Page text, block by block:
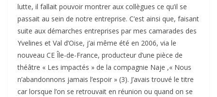
lutte, il fallait pouvoir montrer aux collègues ce qu’il se
passait au sein de notre entreprise. C’est ainsi que, faisant
suite aux démarches entreprises par mes camarades des
Yvelines et Val d’Oise, j’ai même été en 2006, via le
nouveau CE Île-de-France, producteur d’une pièce de
théâtre « Les impactés » de la compagnie Naje ,« Nous
n’abandonnons jamais l’espoir » (3). J’avais trouvé le titre
car lorsque l’on se retrouvait en réunion ou quand on se